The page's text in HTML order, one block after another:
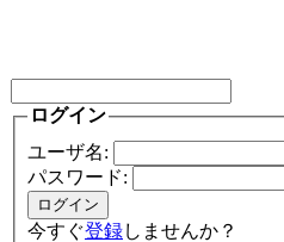
ログイン
ユーザ名:
パスワード:
今すぐ登録しませんか？